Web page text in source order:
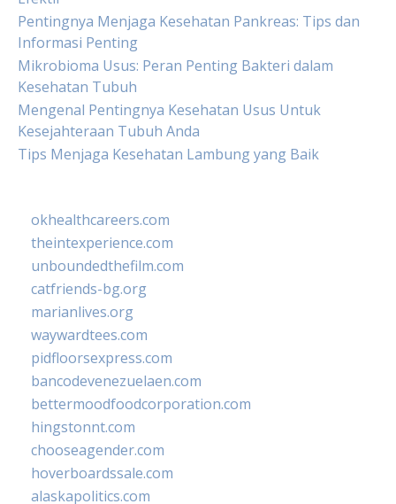
Pentingnya Menjaga Kesehatan Pankreas: Tips dan
Informasi Penting
Mikrobioma Usus: Peran Penting Bakteri dalam
Kesehatan Tubuh
Mengenal Pentingnya Kesehatan Usus Untuk
Kesejahteraan Tubuh Anda
Tips Menjaga Kesehatan Lambung yang Baik
okhealthcareers.com
theintexperience.com
unboundedthefilm.com
catfriends-bg.org
marianlives.org
waywardtees.com
pidfloorsexpress.com
bancodevenezuelaen.com
bettermoodfoodcorporation.com
hingstonnt.com
chooseagender.com
hoverboardssale.com
alaskapolitics.com